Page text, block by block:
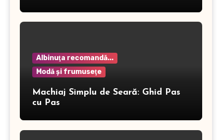
Albinuţa recomandă...
Modă şi frumuseţe
Machiaj Simplu de Seară: Ghid Pas
cu Pas